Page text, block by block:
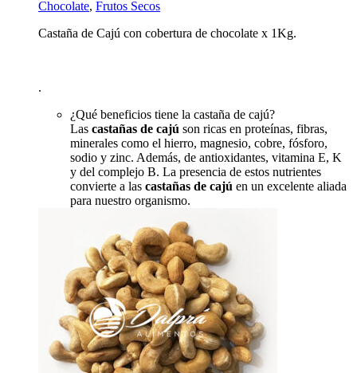
Chocolate, Frutos Secos
Castaña de Cajú con cobertura de chocolate x 1Kg.
.
¿Qué beneficios tiene la castaña de cajú?
Las castañas de cajú son ricas en proteínas, fibras,
minerales como el hierro, magnesio, cobre, fósforo,
sodio y zinc. Además, de antioxidantes, vitamina E, K
y del complejo B. La presencia de estos nutrientes
convierte a las castañas de cajú en un excelente aliada
para nuestro organismo.